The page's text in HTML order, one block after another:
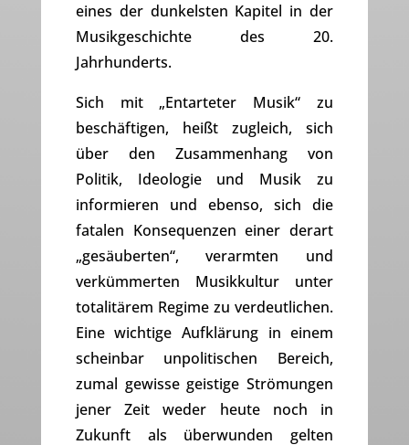
eines der dunkelsten Kapitel in der
Musikgeschichte des 20.
Jahrhunderts.
Sich mit „Entarteter Musik“ zu
beschäftigen, heißt zugleich, sich
über den Zusammenhang von
Politik, Ideologie und Musik zu
informieren und ebenso, sich die
fatalen Konsequenzen einer derart
„gesäuberten“, verarmten und
verkümmerten Musikkultur unter
totalitärem Regime zu verdeutlichen.
Eine wichtige Aufklärung in einem
scheinbar unpolitischen Bereich,
zumal gewisse geistige Strömungen
jener Zeit weder heute noch in
Zukunft als überwunden gelten